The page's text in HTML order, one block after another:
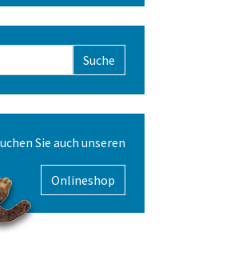
Sie auch unseren
Onlineshop